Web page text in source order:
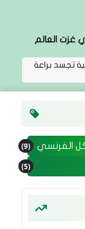
غزت العالم
تجسد براعة
الفرنسي (9)
(5)